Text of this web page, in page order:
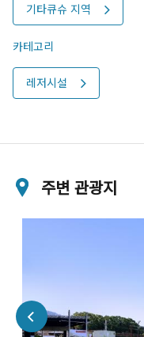
기타큐슈 지역
카테고리
레저시설
주변 관광지